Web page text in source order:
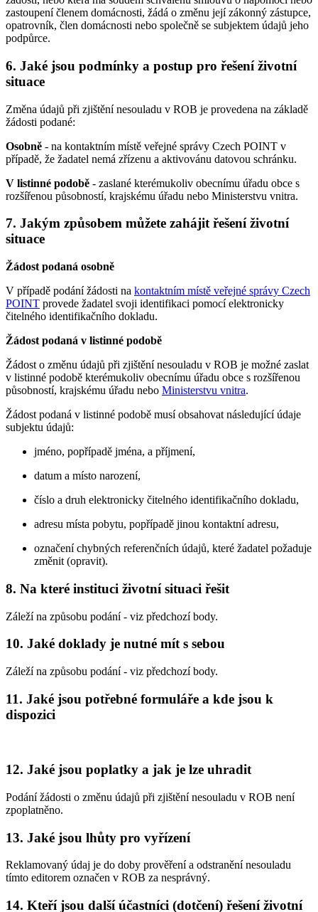
zastoupení členem domácnosti, žádá o změnu její zákonný zástupce,
opatrovník, člen domácnosti nebo společně se subjektem údajů jeho
podpůrce.
6. Jaké jsou podmínky a postup pro řešení životní
situace
Změna údajů při zjištění nesouladu v ROB je provedena na základě
žádosti podané:
Osobně - na kontaktním místě veřejné správy Czech POINT v
případě, že žadatel nemá zřízenu a aktivovánu datovou schránku.
V listinné podobě - zaslané kterémukoliv obecnímu úřadu obce s
rozšířenou působností, krajskému úřadu nebo Ministerstvu vnitra.
7. Jakým způsobem můžete zahájit řešení životní
situace
Žádost podaná osobně
V případě podání žádosti na kontaktním místě veřejné správy Czech
POINT provede žadatel svoji identifikaci pomocí elektronicky
čitelného identifikačního dokladu.
Žádost podaná v listinné podobě
Žádost o změnu údajů při zjištění nesouladu v ROB je možné zaslat
v listinné podobě kterémukoliv obecnímu úřadu obce s rozšířenou
působností, krajskému úřadu nebo Ministerstvu vnitra.
Žádost podaná v listinné podobě musí obsahovat následující údaje
subjektu údajů:
jméno, popřípadě jména, a příjmení,
datum a místo narození,
číslo a druh elektronicky čitelného identifikačního dokladu,
adresu místa pobytu, popřípadě jinou kontaktní adresu,
označení chybných referenčních údajů, které žadatel požaduje
změnit (opravit).
8. Na které instituci životní situaci řešit
Záleží na způsobu podání - viz předchozí body.
10. Jaké doklady je nutné mít s sebou
Záleží na způsobu podání - viz předchozí body.
11. Jaké jsou potřebné formuláře a kde jsou k
dispozici
12. Jaké jsou poplatky a jak je lze uhradit
Podání žádosti o změnu údajů při zjištění nesouladu v ROB není
zpoplatněno.
13. Jaké jsou lhůty pro vyřízení
Reklamovaný údaj je do doby prověření a odstranění nesouladu
tímto editorem označen v ROB za nesprávný.
14. Kteří jsou další účastníci (dotčení) řešení životní